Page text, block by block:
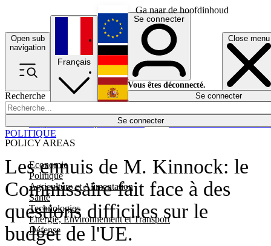
Ga naar de hoofdinhoud
Open sub
navigation
Close menu
Recherche
Se connecter
POLICY AREAS
Economie
Politique
Agriculture et Alimentation
Santé
Technologies
Energie, Environnement et Transport
Défense
Économie
Français
English
Deutsch
Español
Se connecter
Vous êtes déconnecté.
Se connecter
Les ennuis de M. Kinnock: le
Commissaire fait face à des
questions difficiles sur le
budget de l'UE.
POLITIQUE